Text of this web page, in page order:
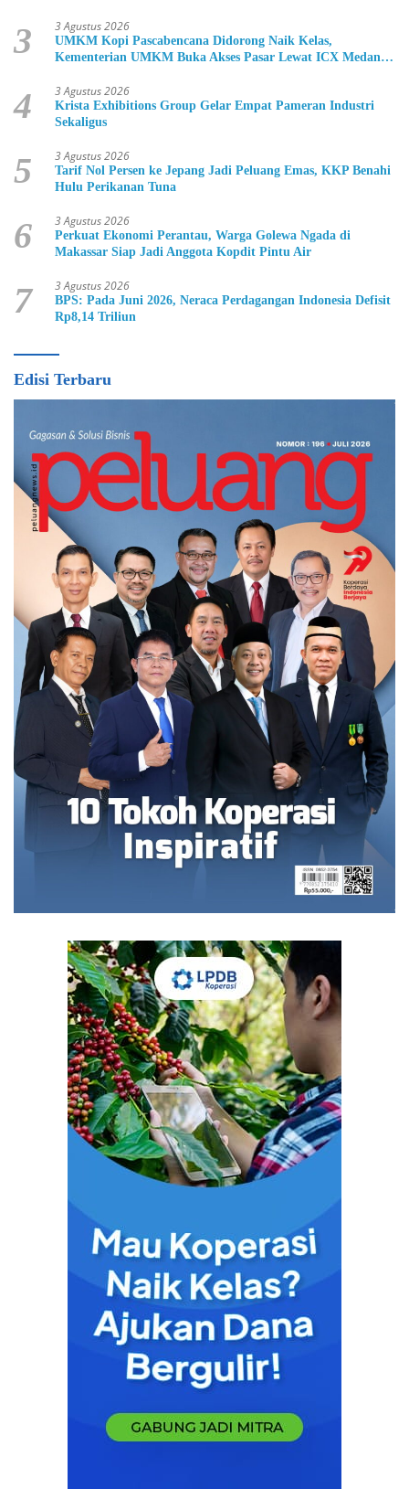
3 3 Agustus 2026
UMKM Kopi Pascabencana Didorong Naik Kelas,
Kementerian UMKM Buka Akses Pasar Lewat ICX Medan
4 3 Agustus 2026
Krista Exhibitions Group Gelar Empat Pameran Industri
Sekaligus
5 3 Agustus 2026
Tarif Nol Persen ke Jepang Jadi Peluang Emas, KKP Benahi
Hulu Perikanan Tuna
6 3 Agustus 2026
Perkuat Ekonomi Perantau, Warga Golewa Ngada di
Makassar Siap Jadi Anggota Kopdit Pintu Air
7 3 Agustus 2026
BPS: Pada Juni 2026, Neraca Perdagangan Indonesia Defisit
Rp8,14 Triliun
Edisi Terbaru